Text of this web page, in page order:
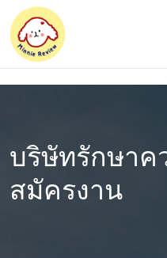
บริษัทรักษาค
สมัครงาน